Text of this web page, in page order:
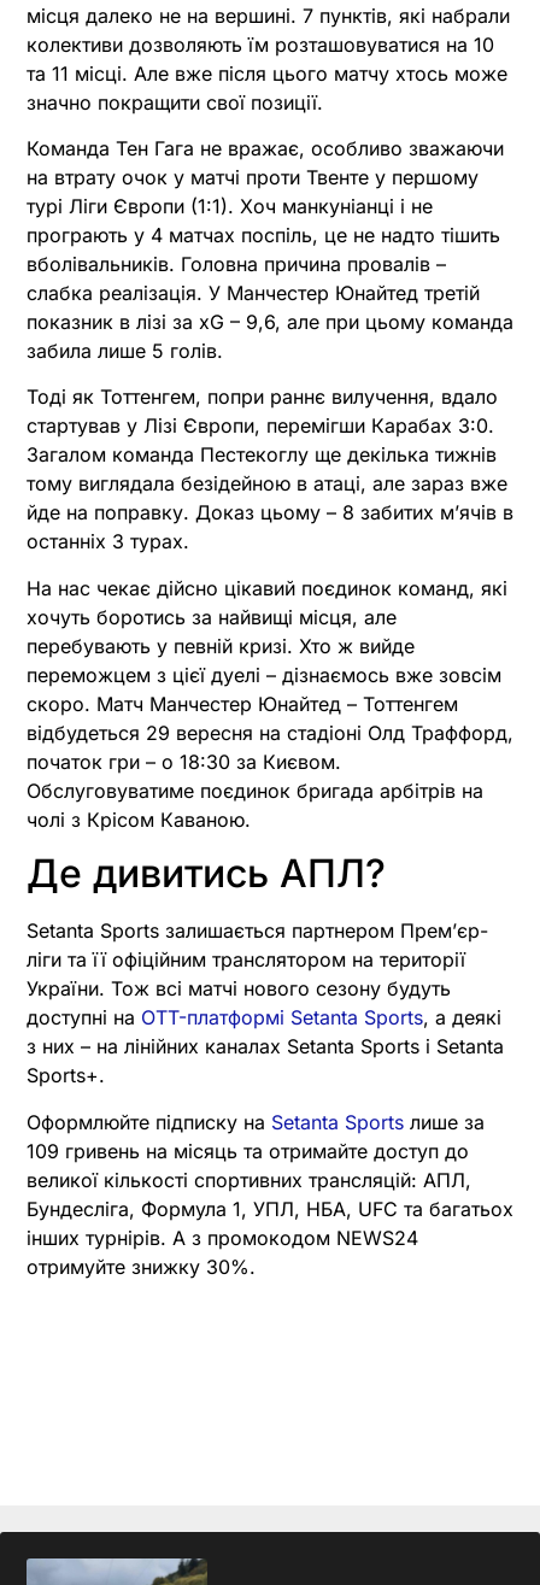
місця далеко не на вершині. 7 пунктів, які набрали
колективи дозволяють їм розташовуватися на 10
та 11 місці. Але вже після цього матчу хтось може
значно покращити свої позиції.
Команда Тен Гага не вражає, особливо зважаючи
на втрату очок у матчі проти Твенте у першому
турі Ліги Європи (1:1). Хоч манкуніанці і не
програють у 4 матчах поспіль, це не надто тішить
вболівальників. Головна причина провалів –
слабка реалізація. У Манчестер Юнайтед третій
показник в лізі за xG – 9,6, але при цьому команда
забила лише 5 голів.
Тоді як Тоттенгем, попри раннє вилучення, вдало
стартував у Лізі Європи, перемігши Карабах 3:0.
Загалом команда Пестекоглу ще декілька тижнів
тому виглядала безідейною в атаці, але зараз вже
йде на поправку. Доказ цьому – 8 забитих м’ячів в
останніх 3 турах.
На нас чекає дійсно цікавий поєдинок команд, які
хочуть боротись за найвищі місця, але
перебувають у певній кризі. Хто ж вийде
переможцем з цієї дуелі – дізнаємось вже зовсім
скоро. Матч Манчестер Юнайтед – Тоттенгем
відбудеться 29 вересня на стадіоні Олд Траффорд,
початок гри – о 18:30 за Києвом.
Обслуговуватиме поєдинок бригада арбітрів на
чолі з Крісом Каваною.
Де дивитись АПЛ?
Setanta Sports залишається партнером Премʼєр-
ліги та її офіційним транслятором на території
України. Тож всі матчі нового сезону будуть
доступні на OTT-платформі Setanta Sports, а деякі
з них – на лінійних каналах Setanta Sports і Setanta
Sports+.
Оформлюйте підписку на Setanta Sports лише за
109 гривень на місяць та отримайте доступ до
великої кількості спортивних трансляцій: АПЛ,
Бундесліга, Формула 1, УПЛ, НБА, UFC та багатьох
інших турнірів. А з промокодом NEWS24
отримуйте знижку 30%.